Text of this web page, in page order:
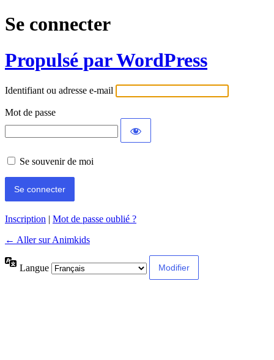
Se connecter
Propulsé par WordPress
Identifiant ou adresse e-mail
Mot de passe
Se souvenir de moi
Inscription | Mot de passe oublié ?
← Aller sur Animkids
Langue